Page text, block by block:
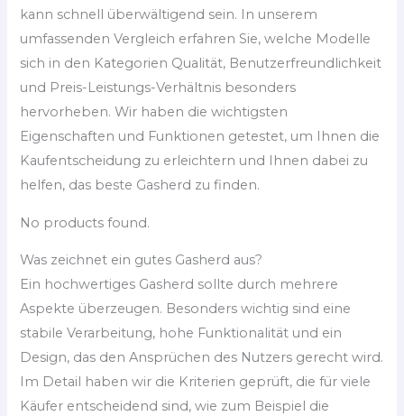
kann schnell überwältigend sein. In unserem
umfassenden Vergleich erfahren Sie, welche Modelle
sich in den Kategorien Qualität, Benutzerfreundlichkeit
und Preis-Leistungs-Verhältnis besonders
hervorheben. Wir haben die wichtigsten
Eigenschaften und Funktionen getestet, um Ihnen die
Kaufentscheidung zu erleichtern und Ihnen dabei zu
helfen, das beste Gasherd zu finden.
No products found.
Was zeichnet ein gutes Gasherd aus?
Ein hochwertiges Gasherd sollte durch mehrere
Aspekte überzeugen. Besonders wichtig sind eine
stabile Verarbeitung, hohe Funktionalität und ein
Design, das den Ansprüchen des Nutzers gerecht wird.
Im Detail haben wir die Kriterien geprüft, die für viele
Käufer entscheidend sind, wie zum Beispiel die